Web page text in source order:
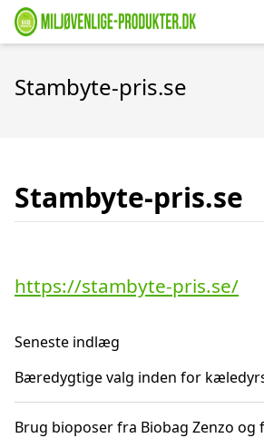
Stambyte-pris.se
Stambyte-pris.se
https://stambyte-pris.se/
Seneste indlæg
Bæredygtige valg inden for
Brug bioposer fra Biobag Zenzo og